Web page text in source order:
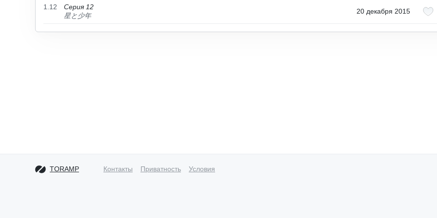
1.12
Серия 12
星と少年
20 декабря 2015
TORAMP Контакты Приватность Условия